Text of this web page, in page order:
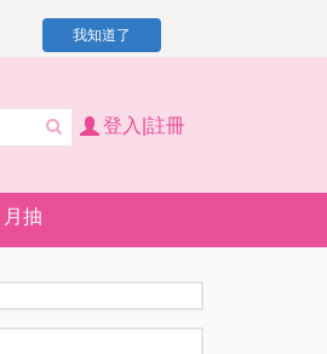
我知道了
登入|註冊
抽